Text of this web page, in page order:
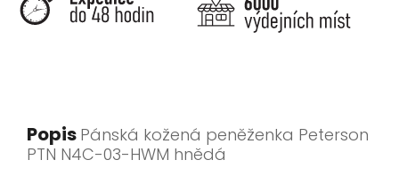
Popis Pánská kožená peněženka Peterson
PTN N4C-03-HWM hnědá